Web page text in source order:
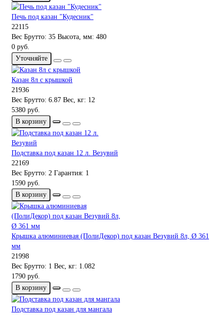
Печь под казан "Кудесник"
22115
Вес Брутто: 35 Высота, мм: 480
0 руб.
Уточняйте
Казан 8л с крышкой
21936
Вес Брутто: 6.87 Вес, кг: 12
5380 руб.
В корзину
Подставка под казан 12 л. Везувий
22169
Вес Брутто: 2 Гарантия: 1
1590 руб.
В корзину
Крышка алюминиевая (ПолиДекор) под казан Везувий 8л, Ø 361
мм
21998
Вес Брутто: 1 Вес, кг: 1.082
1790 руб.
В корзину
Подставка под казан для мангала